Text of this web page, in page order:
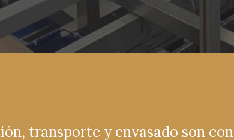
transporte y envasado son